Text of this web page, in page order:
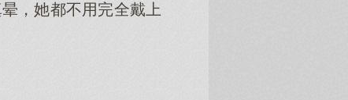
，她都不用完全戴上